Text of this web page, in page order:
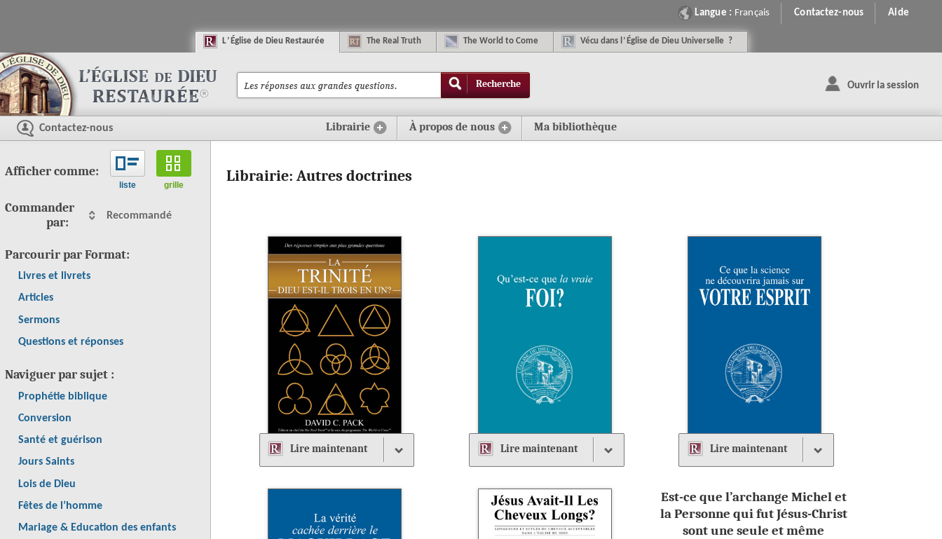
Langue : Français Contactez-nous Aide
L’ Église de Dieu Restaurée The Real Truth The World to Come Vécu dans ’ Église de Dieu Universelle ?
Recherche
Contactez-nous
Ouvrir la session
Librairie À propos de nous Ma bibliothèque
Afficher comme:
liste grille
Commander
par:
Recommandé
Parcourir par Format:
Livres et livrets
Articles
Sermons
Questions et réponses
Naviguer par sujet :
Prophétie biblique
Conversion
Santé et guérison
Jours Saints
Lois de Dieu
Fêtes de l’homme
Mariage & Education des enfants
Librairie: Autres doctrines
Liremaintenant Lire maintenant Lire maintenant
Est-ce que l’archange Michel et
la Personne qui fut Jésus-Christ
sont une seule et même